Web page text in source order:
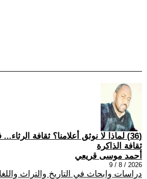
(36) لماذا لا نوثق أعلامنا؟ ثقافة
ثقافة الذاكرة
أحمد موسى قريعي
2026 / 8 / 9
دراسات وابحاث في التاريخ والتراث